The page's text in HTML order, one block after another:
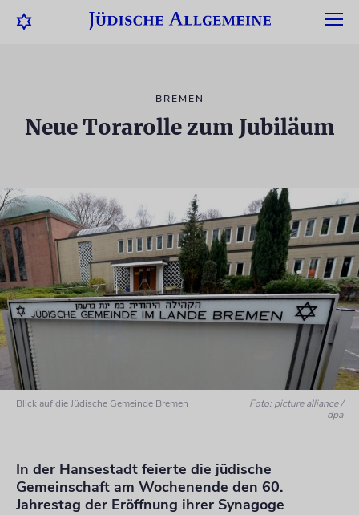
BREMEN
Neue Torarolle zum Jubiläum
Blick auf die Jüdische Gemeinde Bremen
Foto: picture alliance /
dpa
In der Hansestadt feierte die jüdische
Gemeinschaft am Wochenende den 60.
Jahrestag der Eröffnung ihrer Synagoge